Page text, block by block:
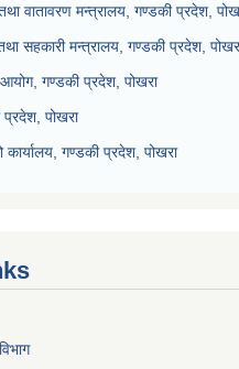
वातावरण मन्त्रालय, गण्डकी प्रदेश,
सहकारी मन्त्रालय, गण्डकी प्रदेश,
गण्डकी प्रदेश, पोखरा
पोखरा
कार्यालय, गण्डकी प्रदेश, पोखरा